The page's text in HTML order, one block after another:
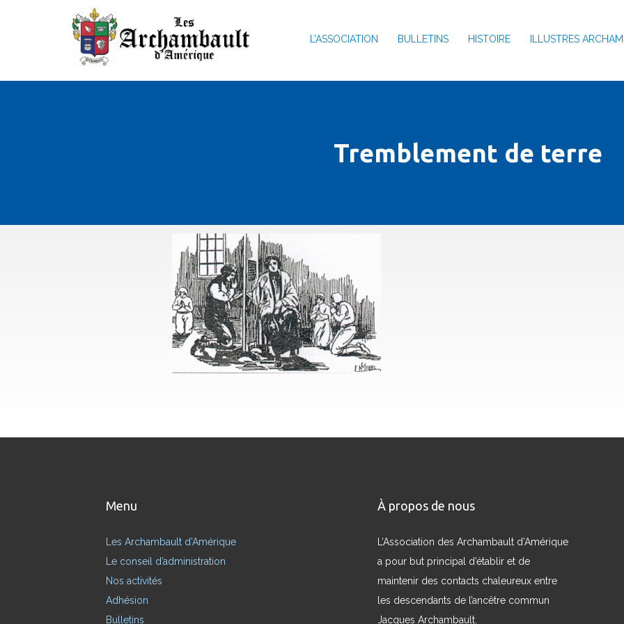
L’ASSOCIATION BULLETINS HISTOIRE ILLUSTRES
Tremblement de terre
Menu
Les Archambault d’Amérique
Le conseil d’administration
Nos activités
Adhésion
Bulletins
À propos de nous
L’Association des Archambault d’Amérique
a pour but principal d’établir et de
maintenir des contacts chaleureux entre
les descendants de l’ancêtre commun
Jacques Archambault.